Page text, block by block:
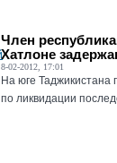
Член
Хатлоне
8-02-2012, 17:01
На юге Таджикистана
по ликвидации